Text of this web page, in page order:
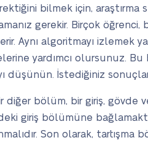
bilmek için,
gerekir. Birçok
Aynı algoritmayı izlemek
yardımcı olursunuz.
düşünün. İstediğiniz
bölüm, bir giriş, gövde ve
giriş bölümüne
Son olarak, tartışma